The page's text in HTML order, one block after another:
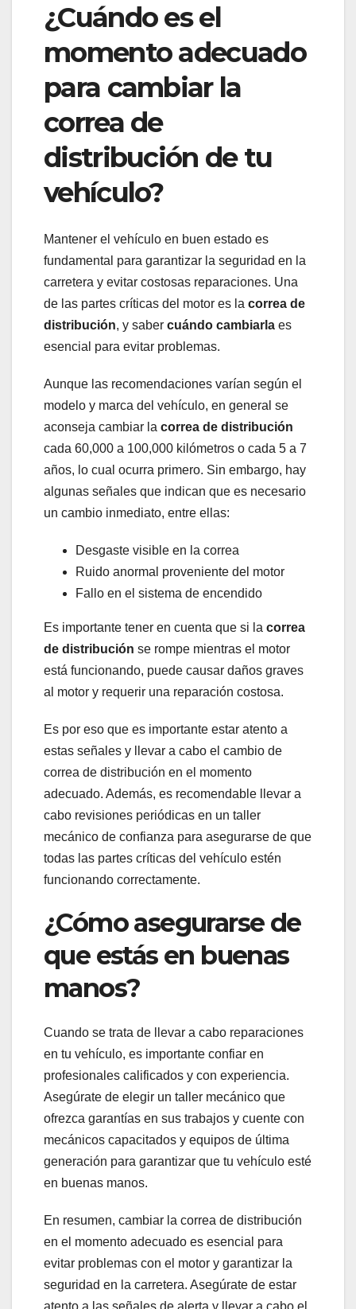
¿Cuándo es el
momento adecuado
para cambiar la
correa de
distribución de tu
vehículo?
Mantener el vehículo en buen estado es
fundamental para garantizar la seguridad en la
carretera y evitar costosas reparaciones. Una
de las partes críticas del motor es la correa de
distribución, y saber cuándo cambiarla es
esencial para evitar problemas.
Aunque las recomendaciones varían según el
modelo y marca del vehículo, en general se
aconseja cambiar la correa de distribución
cada 60,000 a 100,000 kilómetros o cada 5 a 7
años, lo cual ocurra primero. Sin embargo, hay
algunas señales que indican que es necesario
un cambio inmediato, entre ellas:
Desgaste visible en la correa
Ruido anormal proveniente del motor
Fallo en el sistema de encendido
Es importante tener en cuenta que si la correa
de distribución se rompe mientras el motor
está funcionando, puede causar daños graves
al motor y requerir una reparación costosa.
Es por eso que es importante estar atento a
estas señales y llevar a cabo el cambio de
correa de distribución en el momento
adecuado. Además, es recomendable llevar a
cabo revisiones periódicas en un taller
mecánico de confianza para asegurarse de que
todas las partes críticas del vehículo estén
funcionando correctamente.
¿Cómo asegurarse de
que estás en buenas
manos?
Cuando se trata de llevar a cabo reparaciones
en tu vehículo, es importante confiar en
profesionales calificados y con experiencia.
Asegúrate de elegir un taller mecánico que
ofrezca garantías en sus trabajos y cuente con
mecánicos capacitados y equipos de última
generación para garantizar que tu vehículo esté
en buenas manos.
En resumen, cambiar la correa de distribución
en el momento adecuado es esencial para
evitar problemas con el motor y garantizar la
seguridad en la carretera. Asegúrate de estar